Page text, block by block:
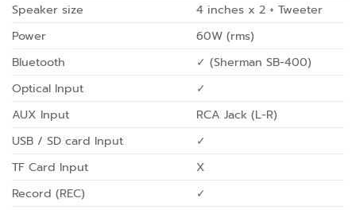
Speaker size
4 inches x 2 + Tweeter
Power
60W (rms)
Bluetooth
✓ (Sherman SB-400)
Optical Input
✓
AUX Input
RCA Jack (L-R)
USB / SD card Input
✓
TF Card Input
X
Record (REC)
✓